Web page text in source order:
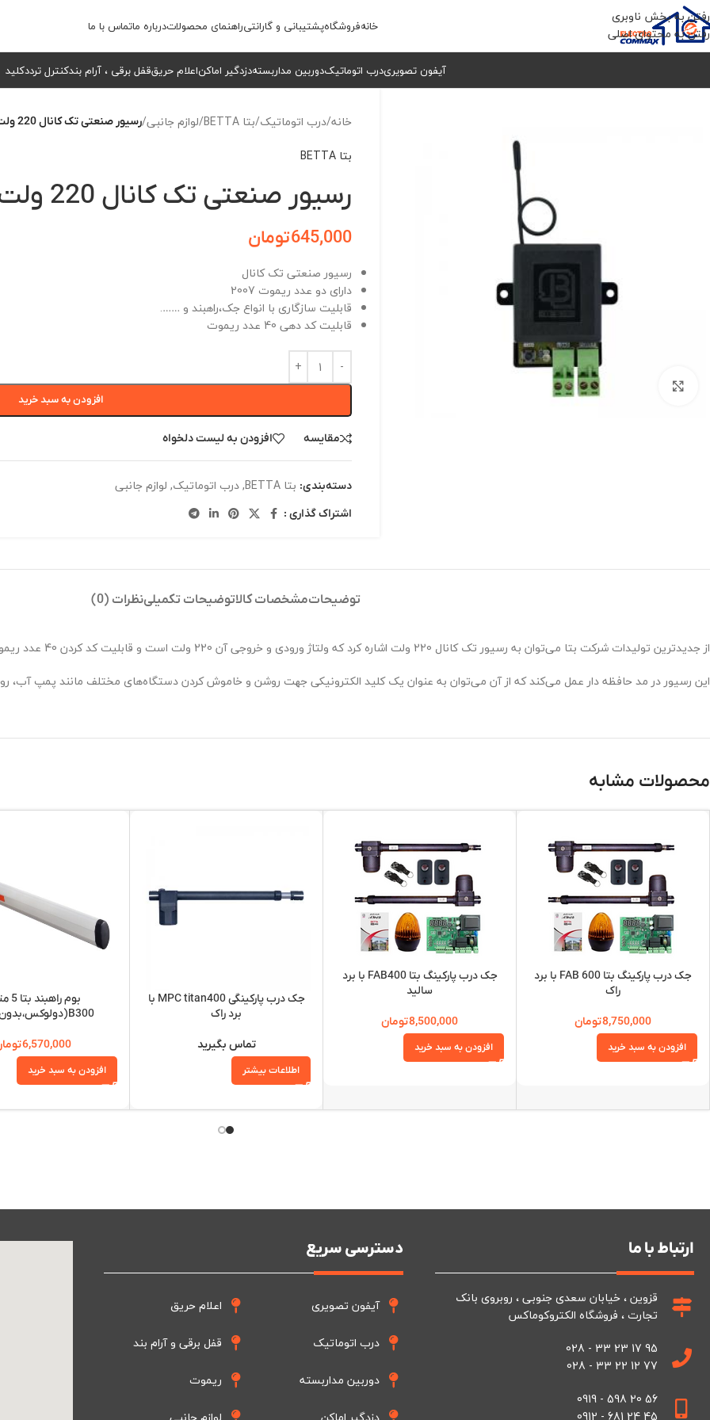
رفتن به بخش ناوبری
رفتن به محتوای اصلی
خانهفروشگاهپشتیبانی و گارانتیراهنمای محصولاتدرباره ماتماس با ما
آیفون تصویریدرب اتوماتیکدوربین مداربستهدزدگیر اماکناعلام حریققفل برقی ، آرام بندکنترل ترددکلید
برای بزرگنمایی کلیک کنید
خانه/درب اتوماتیک/بتا BETTA /لوازم جانبی/رسیور صنعتی تک کانال 220 ولت بتا
بتا BETTA
رسیور صنعتی تک کانال 220 ولت بتا
645,000تومان
رسیور صنعتی تک کانال
دارای دو عدد ریموت 2007
قابلیت سازگاری با انواع جک،راهبند و …….
قابلیت کد دهی 40 عدد ریموت
افزودن به سبد خرید
مقایسه افزودن به لیست دلخواه
دسته‌بندی: بتا BETTA ,درب اتوماتیک, لوازم جانبی
اشتراک گذاری :
توضیحاتمشخصات کالاتوضیحات تکمیلینظرات (0)
از جدیدترین تولیدات شرکت بتا می‌توان به رسیور تک کانال 220 ولت اشاره کرد که ولتاژ ورودی و خروجی آن 220 ولت است و قابلیت کد کردن 40 عدد ریموت کنترل لرنینگ را دارد.
این رسیور در مد حافظه دار عمل می‌کند که از آن می‌توان به عنوان یک کلید الکترونیکی جهت روشن و خاموش کردن دستگاه‌های مختلف مانند پمپ آب،
محصولات مشابه
جک درب پارکینگ بتا FAB 600 با برد
راک
8,750,000تومان
افزودن به سبد خرید
جک درب پارکینگ بتا FAB400 با برد
سالید
8,500,000تومان
افزودن به سبد خرید
جک درب پارکینگی MPC titan400 با
برد راک
تماس بگیرید
اطلاعات بیشتر
بوم
B300(دولوکس،بدون LED)
6,570,000
افزودن به سبد خرید
ارتباط با ما
قزوین ، خیابان سعدی جنوبی ، روبروی بانک
تجارت ، فروشگاه الکتروکوماکس
95 17 23 33 - 028
77 12 22 33 - 028
56 20 598 - 0919
دسترسی سریع
آیفون تصویری
درب اتوماتیک
دوربین مداربسته
اعلام حریق
قفل برقی و آرام بند
ریموت